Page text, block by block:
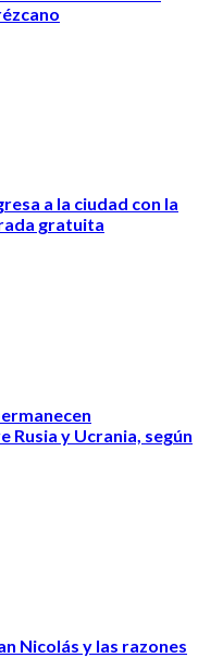
a la ciudad con la
gratuita
Rusia y Ucrania, según
Nicolás y las razones